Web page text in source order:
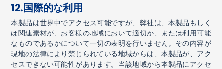
12.国際的な利用
本製品は世界中でアクセス可能ですが、弊社は、本製品もしく
は関連素材が、お客様の地域において適切か、または利用可能
なものであるかについて一切の表明を行いません。その内容が
現地の法律により禁じられている地域からは、本製品が、アク
セスできない可能性があります。当該地域から本製品にアクセ